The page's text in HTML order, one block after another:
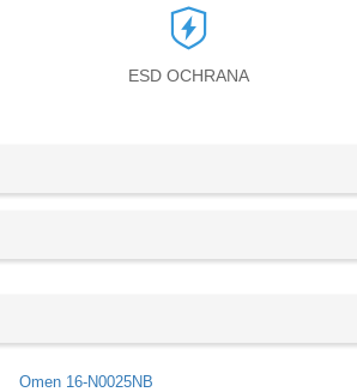
ESD OCHRANA
Omen 16-N0025NB